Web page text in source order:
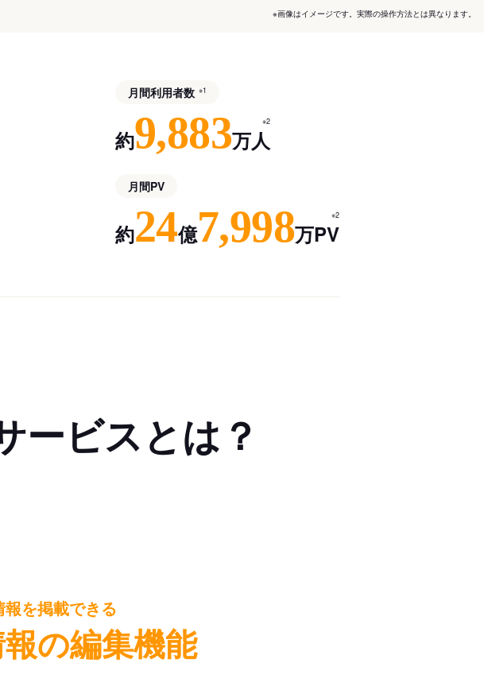
※画像はイメージです。実際の操作方法とは異なります。
月間利用者数 ※1
約9,883万人
※2
月間PV
約24億7,998万PV
※2
ービスとは？
報を掲載できる
の編集機能